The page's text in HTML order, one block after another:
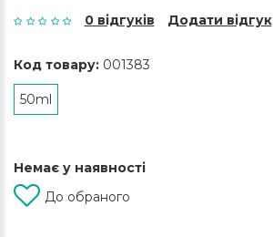
0 відгуків Додати відгук
Код товару: 001383
50ml
Немає у наявності
До обраного